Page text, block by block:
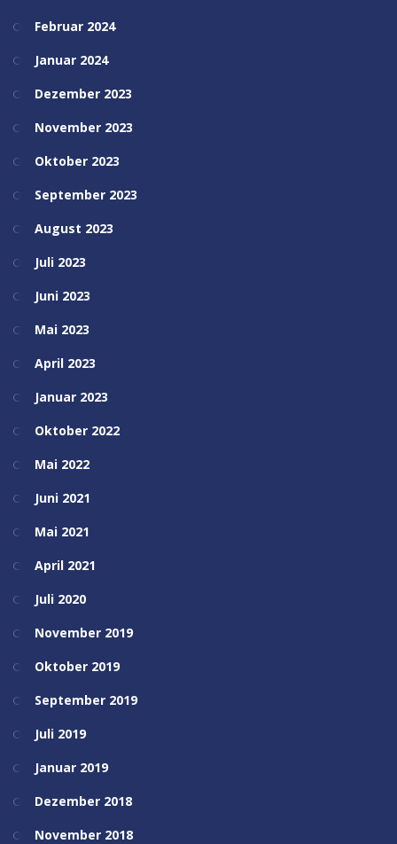
Februar 2024
Januar 2024
Dezember 2023
November 2023
Oktober 2023
September 2023
August 2023
Juli 2023
Juni 2023
Mai 2023
April 2023
Januar 2023
Oktober 2022
Mai 2022
Juni 2021
Mai 2021
April 2021
Juli 2020
November 2019
Oktober 2019
September 2019
Juli 2019
Januar 2019
Dezember 2018
November 2018